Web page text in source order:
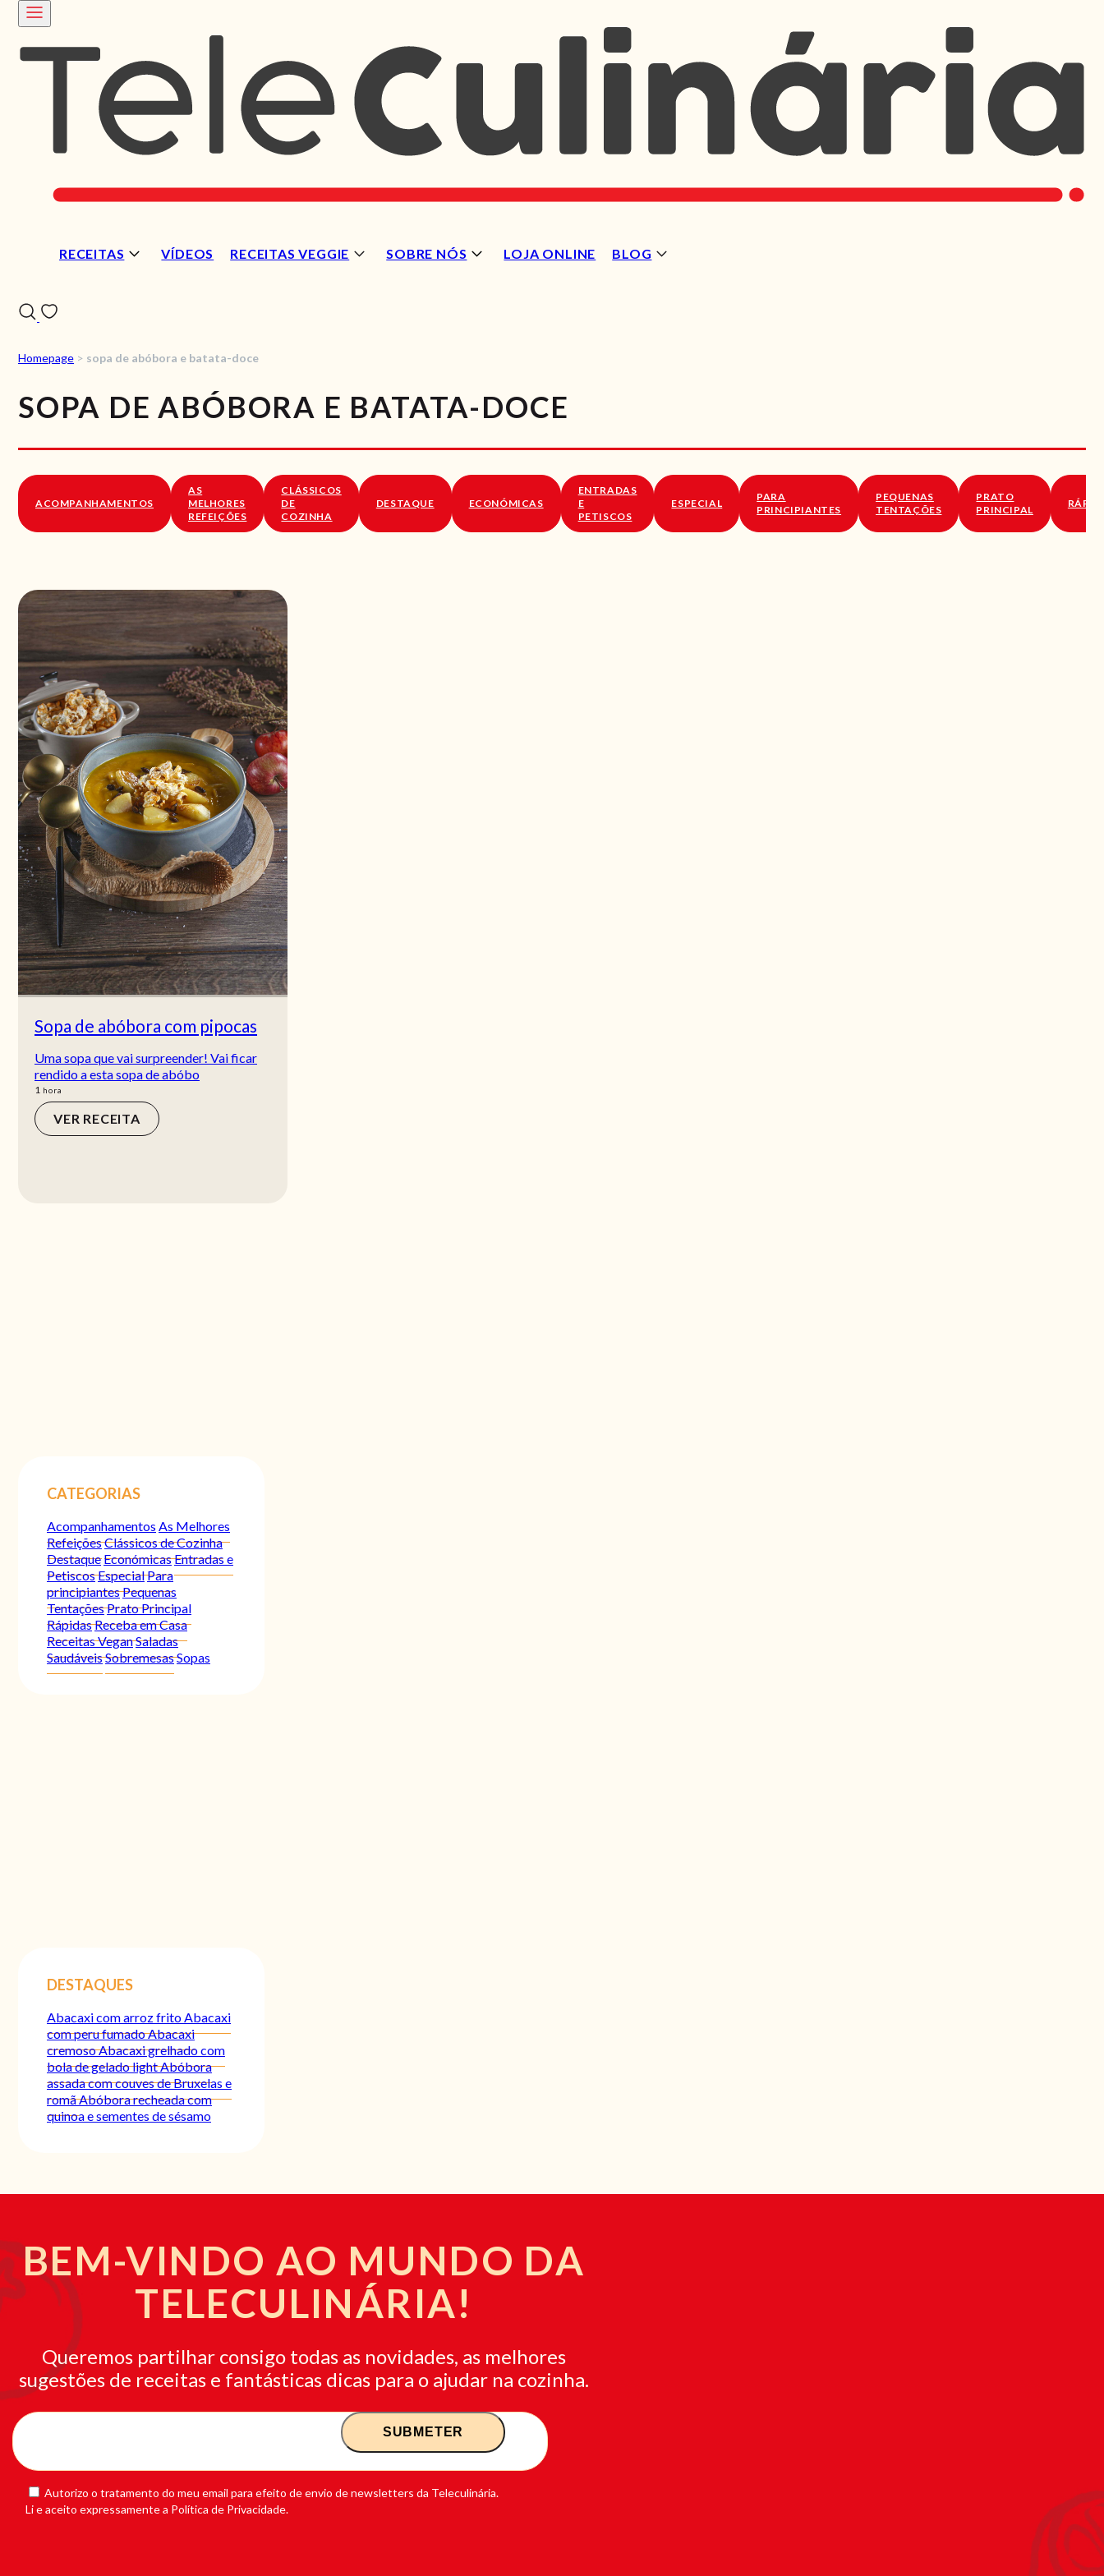
RECEITAS VÍDEOS RECEITAS VEGGIE SOBRE NÓS LOJA ONLINE BLOG
VÍDEOS
SOBRE NÓS
Homepage > sopa de abóbora e batata-doce
SOPA DE ABÓBORA E BATATA-DOCE
ACOMPANHAMENTOS
AS
MELHORES
REFEIÇÕES
CLÁSSICOS
DE
COZINHA
DESTAQUE ECONÓMICAS
ENTRADAS
E
PETISCOS
ESPECIAL
PARA
PRINCIPIANTES
PEQUENAS
TENTAÇÕES
PRATO
PRINCIPAL
Sopa de abóbora com pipocas
Uma sopa que vai surpreender! Vai ficar
rendido a esta sopa de abóbo
1 hora
hora
VER RECEITA
CATEGORIAS
Acompanhamentos As Melhores
RefeiçõesClássicos de Cozinha
Destaque EconómicasEntradas e
PetiscosEspecialPara
principiantesPequenas
TentaçõesPrato Principal
RápidasReceba em Casa
Receitas VeganSaladas
SaudáveisSobremesasSopas
DESTAQUES
Abacaxi com arroz frito Abacaxi
com peru fumadoAbacaxi
cremosoAbacaxi grelhado com
bola de gelado lightAbóbora
assada com couves de Bruxelas e
romãAbóbora recheada com
quinoa e sementes de sésamo
BEM-VINDO AO MUNDO DA
TELECULINÁRIA!
Queremos partilhar consigo todas as novidades, as melhores
sugestões de receitas e fantásticas dicas para o ajudar na cozinha.
Autorizo o tratamento do meu email para efeito de envio de newsletters da Teleculinária.
Li e aceito expressamente a Política de Privacidade.